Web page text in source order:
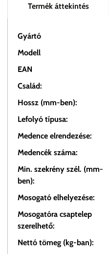
Termék áttekintés
Gyártó
Modell
EAN
Család:
Hossz (mm-ben):
Lefolyó típusa:
Medence elrendezése:
Medencék száma:
Min. szekrény szél. (mm-
ben):
Mosogató elhelyezése:
Mosogatóra csaptelep
szerelhető:
Nettó tömeg (kg-ban):